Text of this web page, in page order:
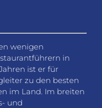
wenigen
in
ist er für
zu den besten
im Land. Im breiten
und